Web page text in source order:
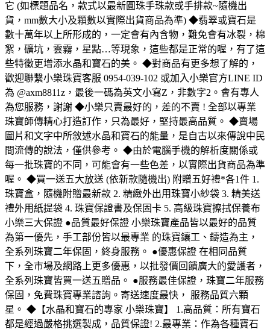
它 (如標題品名，款式以最新圓珠手珠款或手排款~隨機出
貨，mm數大小及顆數以實際出貨商品為準) ◆翡翠或寶石是
數十萬年以上所形成的，一定會有內含物，難免會有冰裂，棉
絮，礦坑，雲霧，星點…等現象，這些都是正常的喔，有了這
些特徵更增添水晶和寶石的美。 ◆對商品有更多想了解的，
歡迎聯繫小樂珠寶客服 0954-039-102 或加入小樂官方LINE ID
為 @axm8811z，最後一碼為英文小寫Z，非數字2。會有專人
為您服務，謝謝 ◆小樂只賣最好的，差的不賣 ! 全部以專業
珠寶師傳精心打造訂作，只為最好，堅持最高品質。 ◆賣場
圖片和文字中所敘述水晶和寶石的能量，是自古以來傳說中民
間流傳的說法，僅供參考。 ◆由於電腦手機的解析度關係或
每一批珠寶的不同，可能會有一些色差，以實際出貨商品為準
喔。 ◆買一送五大放送 (依新款隨機出) 附贈五好禮*各1件 1.
珠寶盒，隨機附贈最新款 2. 精緻外出用珠寶小紗袋 3. 精美送
禮外用紙提袋 4. 珠寶保證書及保固卡 5. 高級珠寶擦拭保養布
小樂三大保證 ●品質最好保證 小樂珠寶產品皆以最好的品質
為第一優先，手工部份皆以最專業 的珠寶鑲工、鑄造為主，
全系列珠寶二年保固，終身服務。 ●優惠保證 在相同品質
下，全市場及網路上更多優惠，以批發價回饋廣大的愛護者，
全系列珠寶皆買一送五贈品。 ●服務最佳保證，珠寶二年服務
保固，免費珠寶專業諮詢。寄送速度最快， 服務品質六顆
星。 ◆【水晶和寶石的專家 小樂珠寶】 1.高品質：所有寶石
都是經過嚴格挑選製成，品質保證! 2.最專業：作為各種寶石